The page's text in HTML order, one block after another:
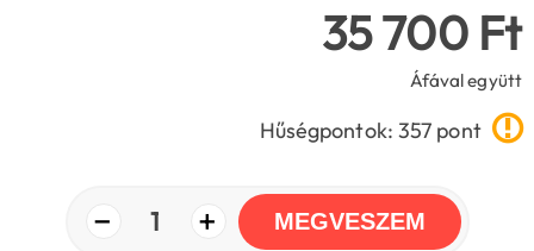
35 700 Ft
Áfával együtt
Hűségpontok: 357 pont
− 1 + MEGVESZEM